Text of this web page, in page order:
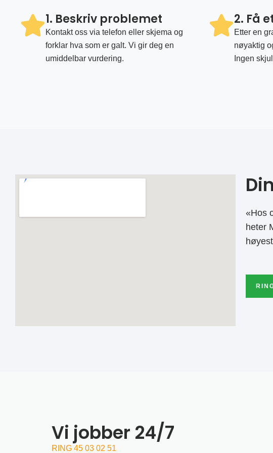
1. Beskriv problemet
Kontakt oss via telefon eller skjema og
forklar hva som er galt. Vi gir deg en
umiddelbar vurdering.
2. Få
Etter en
nøyaktig
Ingen
«Hos
heter
Vi jobber 24/7
RING 45 03 02 51